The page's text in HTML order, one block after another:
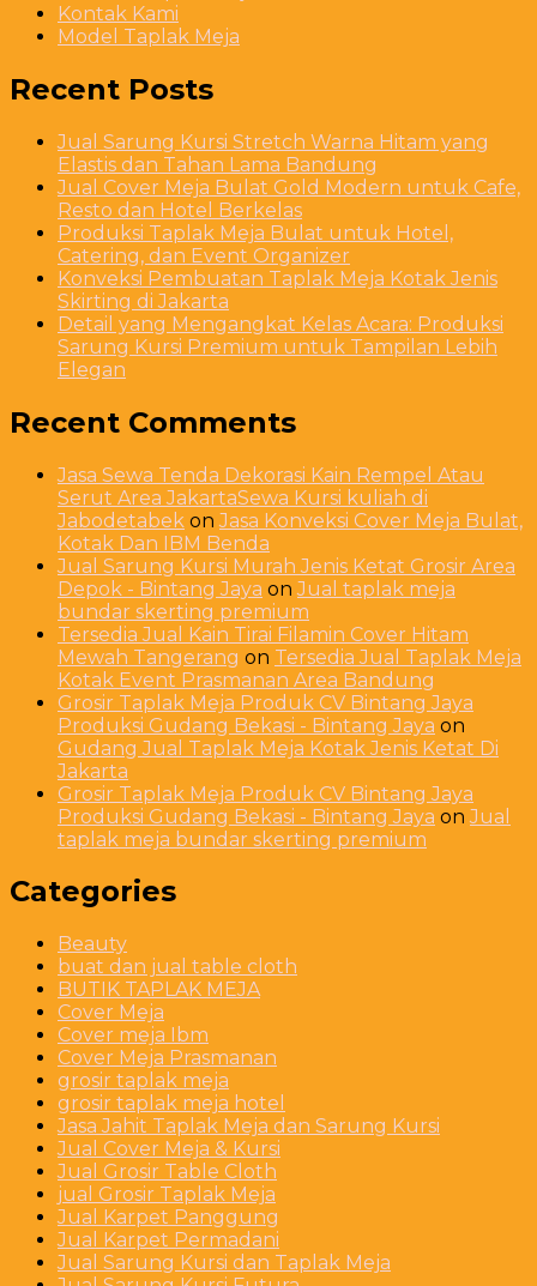
Kontak Kami
Model Taplak Meja
Recent Posts
Jual Sarung Kursi Stretch Warna Hitam yang
Elastis dan Tahan Lama Bandung
Jual Cover Meja Bulat Gold Modern untuk Cafe,
Resto dan Hotel Berkelas
Produksi Taplak Meja Bulat untuk Hotel,
Catering, dan Event Organizer
Konveksi Pembuatan Taplak Meja Kotak Jenis
Skirting di Jakarta
Detail yang Mengangkat Kelas Acara: Produksi
Sarung Kursi Premium untuk Tampilan Lebih
Elegan
Recent Comments
Jasa Sewa Tenda Dekorasi Kain Rempel Atau
Serut Area JakartaSewa Kursi kuliah di
Jabodetabek onJasa Konveksi Cover Meja Bulat,
Kotak Dan IBM Benda
Jual Sarung Kursi Murah Jenis Ketat Grosir Area
Depok - Bintang Jaya onJual taplak meja
bundar skerting premium
Tersedia Jual Kain Tirai Filamin Cover Hitam
Mewah Tangerang on Tersedia Jual Taplak Meja
Kotak Event Prasmanan Area Bandung
Grosir Taplak Meja Produk CV Bintang Jaya
Produksi Gudang Bekasi - Bintang Jaya on
Gudang Jual Taplak Meja Kotak Jenis Ketat Di
Jakarta
Grosir Taplak Meja Produk CV Bintang Jaya
Produksi Gudang Bekasi - Bintang Jaya onJual
taplak meja bundar skerting premium
Categories
Beauty
buat dan jual table cloth
BUTIK TAPLAK MEJA
Cover Meja
Cover meja Ibm
Cover Meja Prasmanan
grosir taplak meja
grosir taplak meja hotel
Jasa Jahit Taplak Meja dan Sarung Kursi
Jual Cover Meja & Kursi
Jual Grosir Table Cloth
jual Grosir Taplak Meja
Jual Karpet Panggung
Jual Karpet Permadani
Jual Sarung Kursi dan Taplak Meja